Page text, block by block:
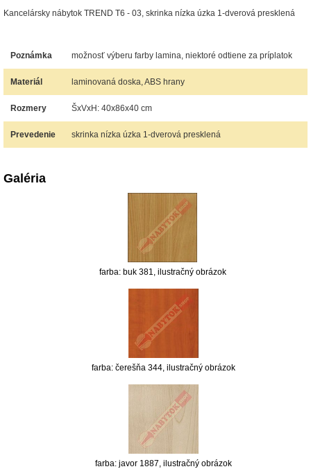
Kancelársky nábytok TREND T6 - 03, skrinka nízka úzka 1-dverová presklená
Poznámka možnosť výberu farby lamina, niektoré odtiene za príplatok
Materiál laminovaná doska, ABS hrany
Rozmery ŠxVxH: 40x86x40 cm
Prevedenie skrinka nízka úzka 1-dverová presklená
Galéria
farba: buk 381, ilustračný obrázok
farba: čerešňa 344, ilustračný obrázok
farba: javor 1887, ilustračný obrázok